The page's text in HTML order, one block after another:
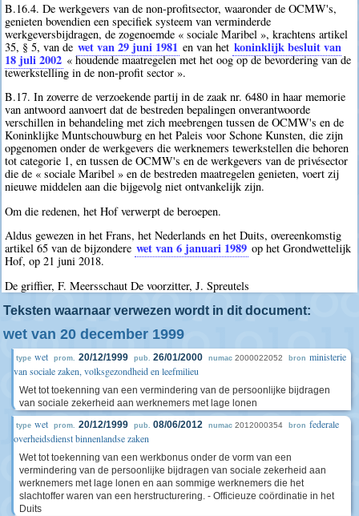
B.16.4. De werkgevers van de non-profitsector, waaronder de OCMW's,
genieten bovendien een specifiek systeem van verminderde
werkgeversbijdragen, de zogenoemde « sociale Maribel », krachtens artikel
35, § 5, van de wet van 29 juni 1981 en van het koninklijk besluit van
18 juli 2002 « houdende maatregelen met het oog op de bevordering van de
tewerkstelling in de non-profit sector ».
B.17. In zoverre de verzoekende partij in de zaak nr. 6480 in haar memorie
van antwoord aanvoert dat de bestreden bepalingen onverantwoorde
verschillen in behandeling met zich meebrengen tussen de OCMW's en de
Koninklijke Muntschouwburg en het Paleis voor Schone Kunsten, die zijn
opgenomen onder de werkgevers die werknemers tewerkstellen die behoren
tot categorie 1, en tussen de OCMW's en de werkgevers van de privésector
die de « sociale Maribel » en de bestreden maatregelen genieten, voert zij
nieuwe middelen aan die bijgevolg niet ontvankelijk zijn.
Om die redenen, het Hof verwerpt de beroepen.
Aldus gewezen in het Frans, het Nederlands en het Duits, overeenkomstig
artikel 65 van de bijzondere wet van 6 januari 1989 op het Grondwettelijk
Hof, op 21 juni 2018.
De griffier, F. Meersschaut De voorzitter, J. Spreutels
Teksten waarnaar verwezen wordt in dit document:
wet van 20 december 1999
type wet prom. 20/12/1999 pub. 26/01/2000 numac 2000022052 bron ministerie
van sociale zaken, volksgezondheid en leefmilieu
Wet tot toekenning van een vermindering van de persoonlijke bijdragen
van sociale zekerheid aan werknemers met lage lonen
type wet prom. 20/12/1999 pub. 08/06/2012 numac 2012000354 bron federale
overheidsdienst binnenlandse zaken
Wet tot toekenning van een werkbonus onder de vorm van een
vermindering van de persoonlijke bijdragen van sociale zekerheid aan
werknemers met lage lonen en aan sommige werknemers die het
slachtoffer waren van een herstructurering. - Officieuze coördinatie in het
Duits